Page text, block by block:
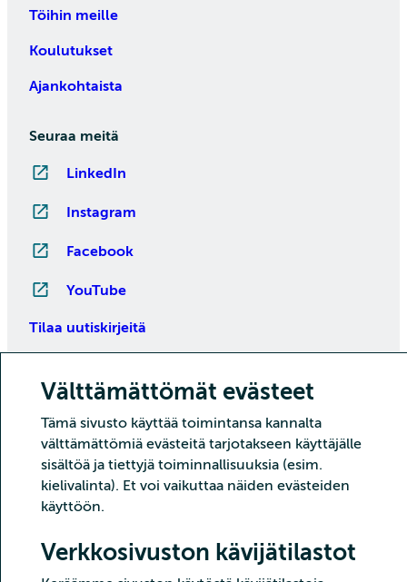
Välttämättömät evästeet
Tämä sivusto käyttää toimintansa kannalta
välttämättömiä evästeitä tarjotakseen käyttäjälle
sisältöä ja tiettyjä toiminnallisuuksia (esim.
kielivalinta). Et voi vaikuttaa näiden evästeiden
käyttöön.
Verkkosivuston kävijätilastot
Töihin meille
Koulutukset
Ajankohtaista
Seuraa meitä
LinkedIn
Instagram
Facebook
YouTube
Tilaa uutiskirjeitä
Copyright CSC – Tieteen tietotekniikan keskus Oy
Tietoturva Tietosuoja
Evästeet ja kävijätilastointi